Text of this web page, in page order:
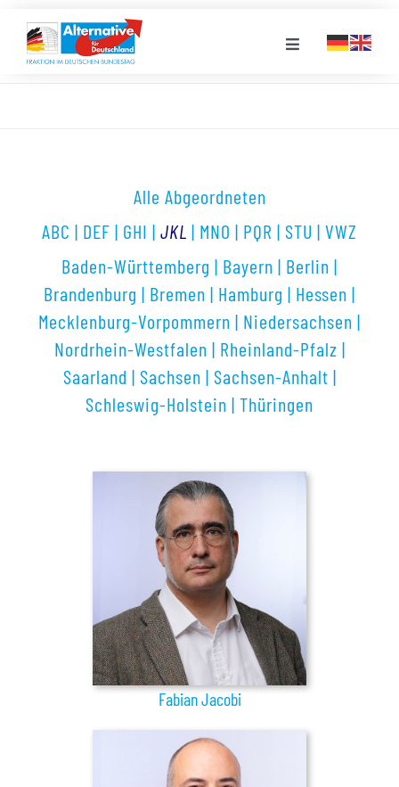
Inhalt
springen
Toggle
VERANSTALTUNGEN
PRESSE
MEDIATHEK
Alle Abgeordneten
ABC | DEF | GHI | JKL | MNO | PQR | STU | VWZ
Baden-Württemberg | Bayern | Berlin |
Brandenburg | Bremen | Hamburg | Hessen |
Mecklenburg-Vorpommern | Niedersachsen |
Nordrhein-Westfalen | Rheinland-Pfalz |
Saarland | Sachsen | Sachsen-Anhalt |
Schleswig-Holstein | Thüringen
Fabian Jacobi